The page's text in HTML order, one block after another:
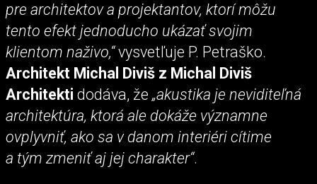
pre architektov a projektantov, ktorí môžu
tento efekt jednoducho ukázať svojim
klientom naživo,“vysvetľuje P. Petraško.
Architekt Michal Diviš z Michal Diviš
Architekti dodáva, že „akustika je neviditeľná
architektúra, ktorá ale dokáže významne
ovplyvniť, ako sa v danom interiéri cítime
a tým zmeniť aj jej charakter“.